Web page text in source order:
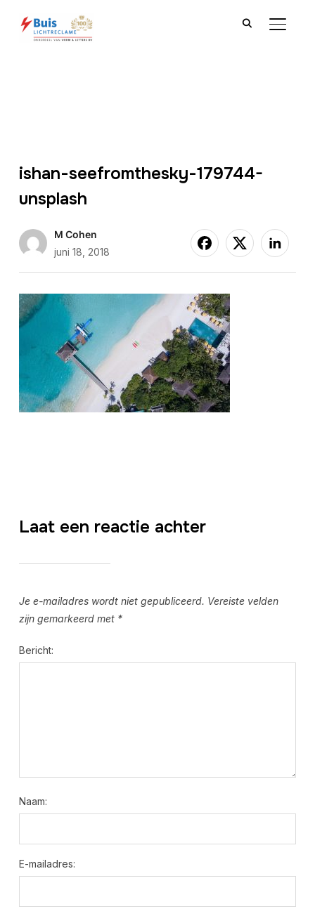
ishan-seefromthesky-179744-
unsplash
M Cohen
juni 18, 2018
Laat een reactie achter
Je e-mailadres wordt niet gepubliceerd. Vereiste velden
zijn gemarkeerd met *
Bericht:
Naam:
E-mailadres: